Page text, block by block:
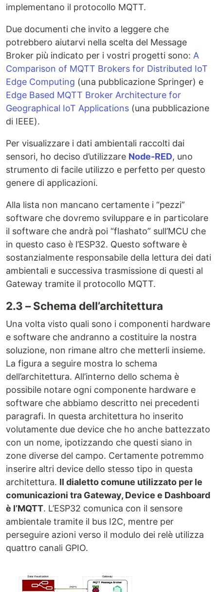
implementano il protocollo MQTT.
Due documenti che invito a leggere che
potrebbero aiutarvi nella scelta del Message
Broker più indicato per i vostri progetti sono: A
Comparison of MQTT Brokers for Distributed IoT
Edge Computing (una pubblicazione Springer) e
Edge Based MQTT Broker Architecture for
Geographical IoT Applications (una pubblicazione
di IEEE).
Per visualizzare i dati ambientali raccolti dai
sensori, ho deciso d’utilizzare Node-RED, uno
strumento di facile utilizzo e perfetto per questo
genere di applicazioni.
Alla lista non mancano certamente i “pezzi”
software che dovremo sviluppare e in particolare
il software che andrà poi “flashato” sull’MCU che
in questo caso è l’ESP32. Questo software è
sostanzialmente responsabile della lettura dei dati
ambientali e successiva trasmissione di questi al
Gateway tramite il protocollo MQTT.
2.3 – Schema dell’architettura
Una volta visto quali sono i componenti hardware
e software che andranno a costituire la nostra
soluzione, non rimane altro che metterli insieme.
La figura a seguire mostra lo schema
dell’architettura. All’interno dello schema è
possibile notare ogni componente hardware e
software che abbiamo descritto nei precedenti
paragrafi. In questa architettura ho inserito
volutamente due device che ho anche battezzato
con un nome, ipotizzando che questi siano in
zone diverse del campo. Certamente potremmo
inserire altri device dello stesso tipo in questa
architettura. Il dialetto comune utilizzato per le
comunicazioni tra Gateway, Device e Dashboard
è l’MQTT. L’ESP32 comunica con il sensore
ambientale tramite il bus I2C, mentre per
perseguire azioni verso il modulo dei relè utilizza
quattro canali GPIO.